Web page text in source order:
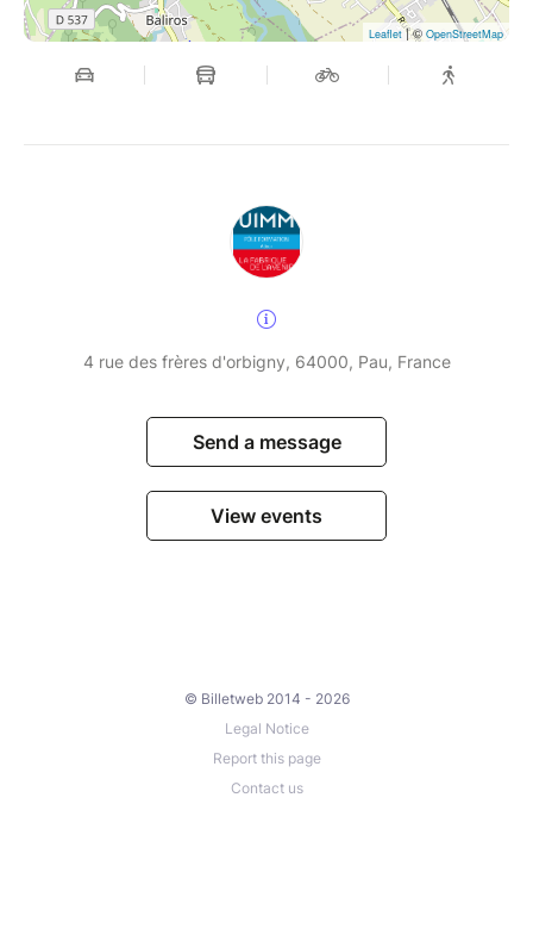
Leaflet| © OpenStreetMap
4 rue des frères d'orbigny, 64000, Pau, France
Send a message
View events
© Billetweb 2014 - 2026
Legal Notice
Report this page
Contact us